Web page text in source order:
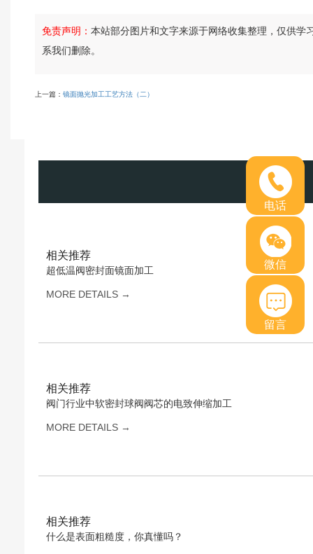
免责声明：本站部分图片和文字来源于网络收集整理，仅供学
系我们删除。
上一篇：镜面抛光加工工艺方法（二）
相关推荐
超低温阀密封面镜面加工
MORE DETAILS →
相关推荐
阀门行业中软密封球阀阀芯的电致伸缩加工
MORE DETAILS →
相关推荐
什么是表面粗糙度，你真懂吗？
电话
微信
留言